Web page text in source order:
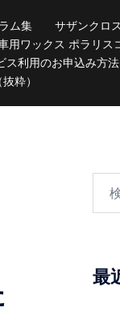
ム集
サザンクロ
用ワックス ポラリス
ス利用のお申込み方法
粋）
最